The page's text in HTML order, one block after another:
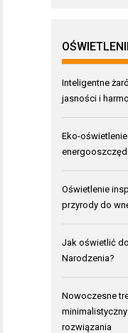
Inteligentne
jasności i
Eko-
Oświetlenie
przyrody do
Jak oświetlić
Narodzenia?
Nowoczesne
rozwiązania